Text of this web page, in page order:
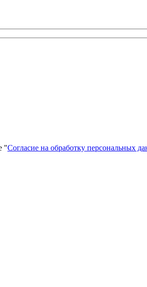
"Согласие на обработку персональных